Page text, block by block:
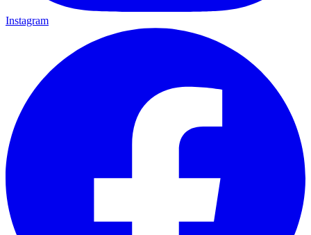
Instagram